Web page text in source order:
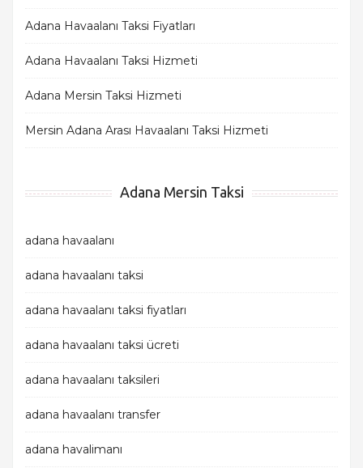
Adana Havaalanı Taksi Fiyatları
Adana Havaalanı Taksi Hizmeti
Adana Mersin Taksi Hizmeti
Mersin Adana Arası Havaalanı Taksi Hizmeti
Adana Mersin Taksi
adana havaalanı
adana havaalanı taksi
adana havaalanı taksi fiyatları
adana havaalanı taksi ücreti
adana havaalanı taksileri
adana havaalanı transfer
adana havalimanı